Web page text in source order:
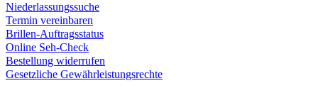
Niederlassungssuche
Termin vereinbaren
Brillen-Auftragsstatus
Online Seh-Check
Bestellung widerrufen
Gesetzliche Gewährleistungsrechte